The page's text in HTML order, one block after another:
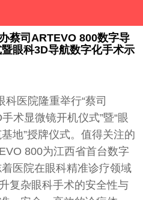
蔡司ARTEVO 800数字导
眼科3D导航数字化手术示
医院隆重举行“蔡司
术显微镜开机仪式”暨“眼
地”授牌仪式。值得关注的
EVO 800为江西省首台数字
医院在眼科精准诊疗领域
复杂眼科手术的安全性与